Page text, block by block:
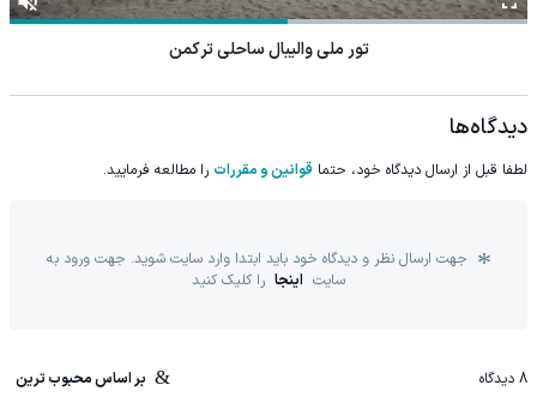
تور ملی والیبال ساحلی ترکمن
دیدگاه‌ها
لطفا قبل از ارسال دیدگاه خود، حتما قوانین و مقررات را مطالعه فرمایید.
جهت ارسال نظر و دیدگاه خود باید ابتدا وارد سایت شوید. جهت ورود به
سایت اینجا را کلیک کنید
8 دیدگاه بر اساس محبوب ترین